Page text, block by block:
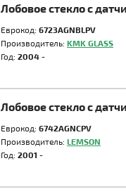
Лобовое стекло с
Еврокод: 6723AGNBLPV
Производитель: KMK GLASS
Год: 2004 -
Лобовое стекло с
Еврокод: 6742AGNCPV
Производитель: LEMSON
Год: 2001 -